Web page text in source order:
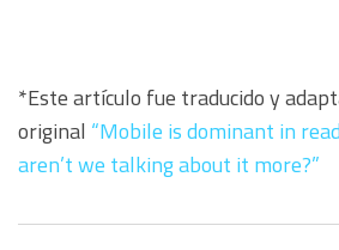
*Este artículo fue traducido y
original “Mobile is dominant in
aren’t we talking about it more?”